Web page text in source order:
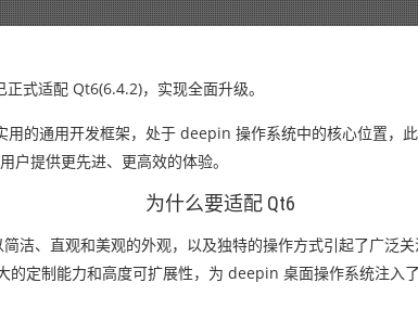
式适配 Qt6(6.4.2)，实现全面升级。
的通用开发框架，处于 deepin 操作系统中的核心位置，
户提供更先进、更高效的体验。
为什么要适配 Qt6
洁、直观和美观的外观，以及独特的操作方式引起了广泛
的定制能力和高度可扩展性，为 deepin 桌面操作系统注